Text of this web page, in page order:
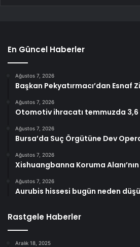
En Güncel Haberler
Ağustos 7, 2026
Başkan Pekyatırmacı’dan Esnaf
Ağustos 7, 2026
Otomotiv ihracatı temmuzda
Ağustos 7, 2026
Bursa’da Suç Örgütüne Dev
Ağustos 7, 2026
Xishuangbanna Koruma
Ağustos 7, 2026
Aurubis hissesi bugün neden
Rastgele Haberler
Aralık 18, 2025